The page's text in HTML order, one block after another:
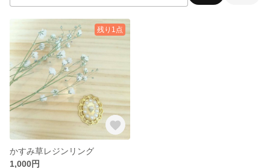
残り1点
かすみ草レジンリング
1,000円